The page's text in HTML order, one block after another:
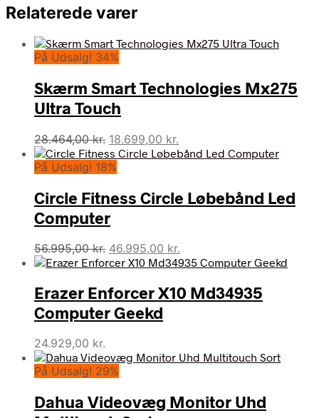
Relaterede varer
På Udsalg! 34%
Skærm Smart Technologies Mx275
Ultra Touch
28.464,00kr. Den
oprindelige
pris
28.464,00 kr..
18.699,00 kr.
aktuelle
18.699,00 kr..
På Udsalg! 18%
Circle Fitness Circle Løbebånd Led
Computer
56.995,00kr. Den
oprindelige
var:
56.995,00 kr..
46.995,00 kr.
aktuelle
er:
46.995,00 kr..
Erazer Enforcer X10 Md34935
Computer Geekd
24.929,00 kr.
På Udsalg! 29%
Dahua Videovæg Monitor Uhd